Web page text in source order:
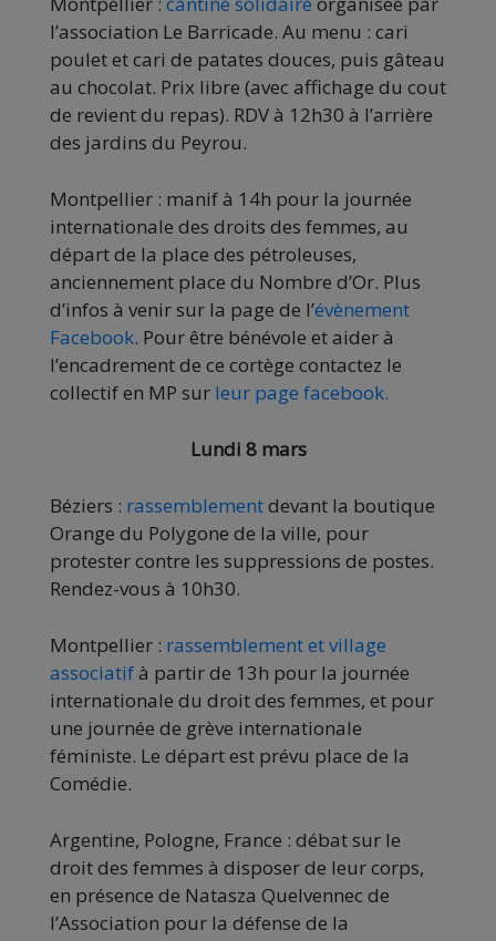
l’association Le Barricade. Au menu : cari
poulet et cari de patates douces, puis gâteau
au chocolat. Prix libre (avec affichage du cout
de revient du repas). RDV à 12h30 à l’arrière
des jardins du Peyrou.
Montpellier : manif à 14h pour la journée
internationale des droits des femmes, au
départ de la place des pétroleuses,
anciennement place du Nombre d’Or. Plus
d’infos à venir sur la page de l’évènement
Facebook. Pour être bénévole et aider à
l’encadrement de ce cortège contactez le
collectif en MP sur leur page facebook.
Lundi 8 mars
Béziers : rassemblementdevant la boutique
Orange du Polygone de la ville, pour
protester contre les suppressions de postes.
Rendez-vous à 10h30.
Montpellier : rassemblement et village
associatifà partir de 13h pour la journée
internationale du droit des femmes, et pour
une journée de grève internationale
féministe. Le départ est prévu place de la
Comédie.
Argentine, Pologne, France : débat sur le
droit des femmes à disposer de leur corps,
en présence de Natasza Quelvennec de
l’Association pour la défense de la